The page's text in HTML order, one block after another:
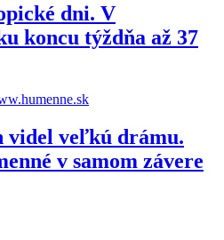
dni. V
koncu týždňa až 37
videl veľkú drámu.
v samom závere